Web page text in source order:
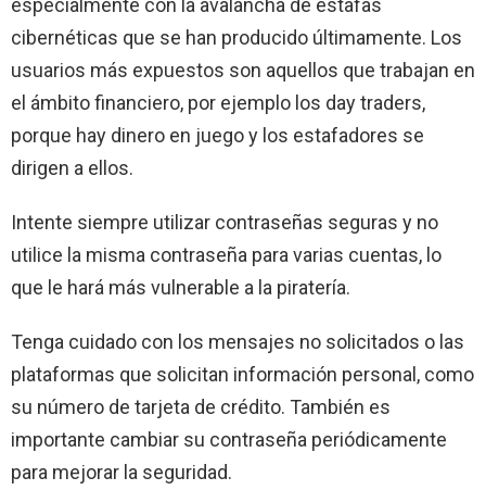
especialmente con la avalancha de estafas
cibernéticas que se han producido últimamente. Los
usuarios más expuestos son aquellos que trabajan en
el ámbito financiero, por ejemplo los day traders,
porque hay dinero en juego y los estafadores se
dirigen a ellos.
Intente siempre utilizar contraseñas seguras y no
utilice la misma contraseña para varias cuentas, lo
que le hará más vulnerable a la piratería.
Tenga cuidado con los mensajes no solicitados o las
plataformas que solicitan información personal, como
su número de tarjeta de crédito. También es
importante cambiar su contraseña periódicamente
para mejorar la seguridad.